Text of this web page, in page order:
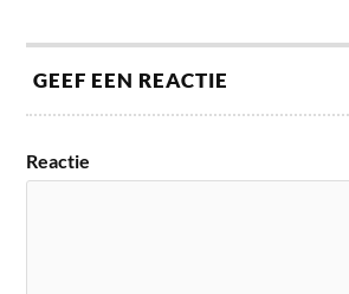
GEEF EEN REACTIE
Reactie